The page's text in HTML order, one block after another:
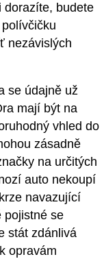
dorazíte, budete
nezávislých
se údajně už
mají být na
vhled do
zásadně
na určitých
auto nekoupí
navazující
pojistné se
stát zdánlivá
opravám